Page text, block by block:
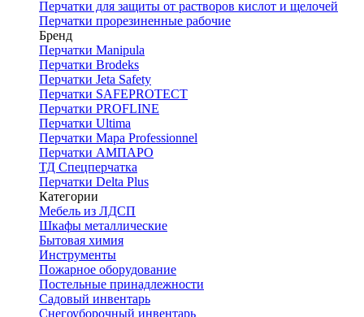
Перчатки для защиты от растворов кислот и щелочей
Перчатки прорезиненные рабочие
Бренд
Перчатки Manipula
Перчатки Brodeks
Перчатки Jeta Safety
Перчатки SAFEPROTECT
Перчатки PROFLINE
Перчатки Ultima
Перчатки Мара Professionnel
Перчатки АМПАРО
ТД Спецперчатка
Перчатки Delta Plus
Категории
Мебель из ЛДСП
Шкафы металлические
Бытовая химия
Инструменты
Пожарное оборудование
Постельные принадлежности
Садовый инвентарь
Снегоуборочный инвентарь